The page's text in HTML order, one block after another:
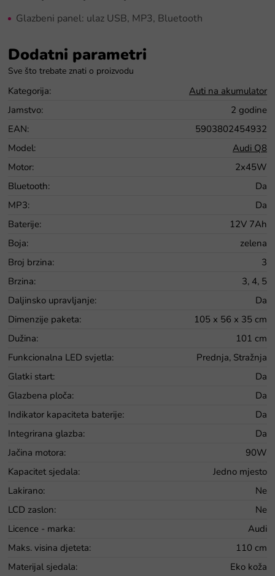
Glazbeni panel: ulaz USB, MP3, Bluetooth
Dodatni parametri
Kategorija:
Auti na akumulator
Jamstvo:
2 godine
EAN:
5903802454932
Model:
Audi Q8
Motor:
2x45W
Bluetooth:
Da
MP3:
Da
Baterije:
12V 7Ah
Boja:
zelena
Broj brzina:
3
Brzina:
3, 4, 5
Daljinsko upravljanje:
Da
Dimenzije paketa:
105 x 56 x 35 cm
Dužina:
101 cm
Funkcionalna LED svjetla:
Prednja, Stražnja
Glatki start:
Da
Glazbena ploča:
Da
Indikator kapaciteta baterije:
Da
Integrirana glazba:
Da
Jačina motora:
90W
Kapacitet sjedala:
Jedno mjesto
Lakirano:
Ne
LCD zaslon:
Ne
Licence - marka:
Audi
Maks. visina djeteta:
110 cm
Materijal sjedala:
Eko koža